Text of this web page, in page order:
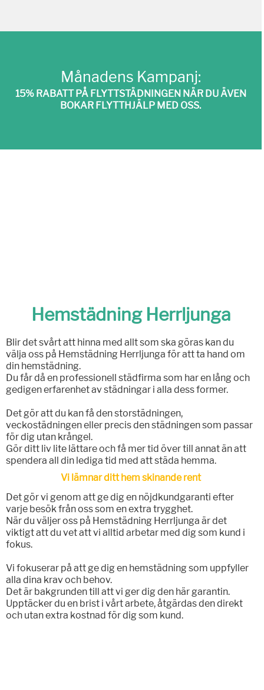
Månadens Kampanj:
15% RABATT PÅ FLYTTSTÄDNINGEN NÄR DU ÄVEN
BOKAR FLYTTHJÄLP MED OSS.
Hemstädning Herrljunga
Blir det svårt att hinna med allt som ska göras kan du
välja oss på Hemstädning Herrljunga för att ta hand om
din hemstädning.
Du får då en professionell städfirma som har en lång och
gedigen erfarenhet av städningar i alla dess former.
Det gör att du kan få den storstädningen,
veckostädningen eller precis den städningen som passar
för dig utan krångel.
Gör ditt liv lite lättare och få mer tid över till annat än att
spendera all din lediga tid med att städa hemma.
Vi lämnar ditt hem skinande rent
Det gör vi genom att ge dig en nöjdkundgaranti efter
varje besök från oss som en extra trygghet.
När du väljer oss på Hemstädning Herrljunga är det
viktigt att du vet att vi alltid arbetar med dig som kund i
fokus.
Vi fokuserar på att ge dig en hemstädning som uppfyller
alla dina krav och behov.
Det är bakgrunden till att vi ger dig den här garantin.
Upptäcker du en brist i vårt arbete, åtgärdas den direkt
och utan extra kostnad för dig som kund.